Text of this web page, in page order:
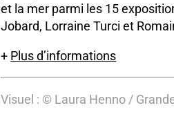
et la mer parmi les 15
Jobard, Lorraine Turci et
+ Plus d’informations
Visuel : © Laura Henno /